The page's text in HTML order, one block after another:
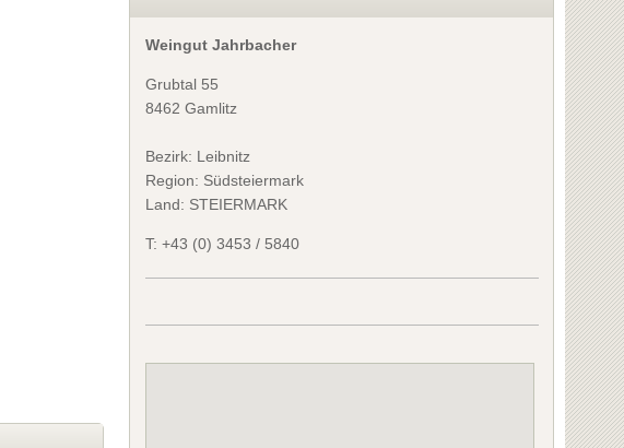
Weingut Jahrbacher
Grubtal 55
8462 Gamlitz
Bezirk: Leibnitz
Region: Südsteiermark
Land: STEIERMARK
T: +43 (0) 3453 / 5840